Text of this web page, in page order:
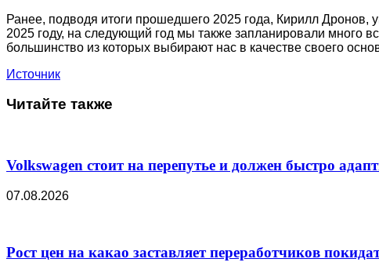
Ранее, подводя итоги прошедшего 2025 года, Кирилл
2025 году, на следующий год мы также запланировали много
большинство из которых выбирают нас в качестве своего
Источник
Читайте также
Volkswagen стоит на перепутье и должен быстро
07.08.2026
Рост цен на какао заставляет переработчиков